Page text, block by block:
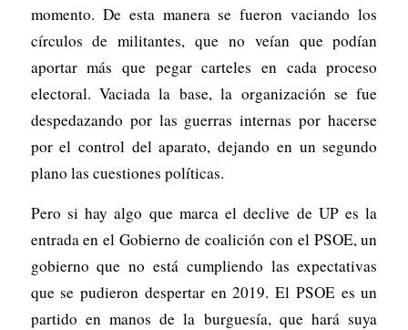
momento. De esta manera se fueron vaciando los
círculos de militantes, que no veían que podían
aportar más que pegar carteles en cada proceso
electoral. Vaciada la base, la organización se fue
despedazando por las guerras internas por hacerse
por el control del aparato, dejando en un segundo
plano las cuestiones políticas.
Pero si hay algo que marca el declive de UP es la
entrada en el Gobierno de coalición con el PSOE, un
gobierno que no está cumpliendo las expectativas
que se pudieron despertar en 2019. El PSOE es un
partido en manos de la burguesía, que hará suya